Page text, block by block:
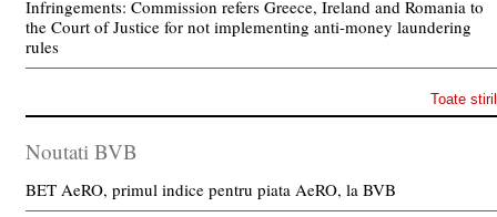
Infringements: Commission refers Greece, Ireland and Romania to
the Court of Justice for not implementing anti-money laundering
rules
Toate
Noutati BVB
BET AeRO, primul indice pentru piata AeRO, la BVB